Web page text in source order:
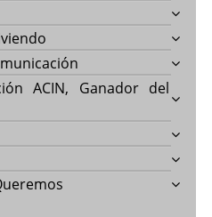
ACIN, Ganador del